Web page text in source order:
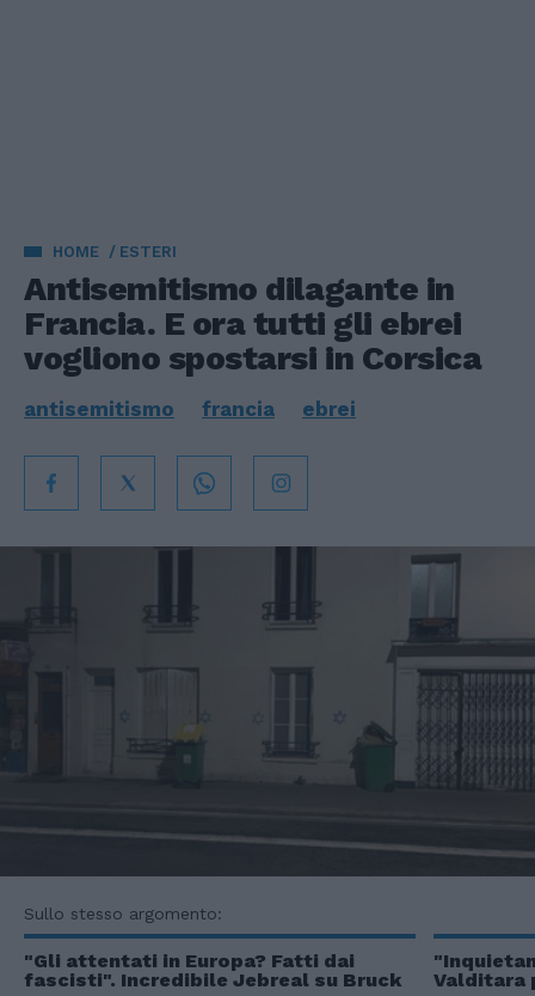
HOME ESTERI
Antisemitismo dilagante in
Francia. E ora tutti gli ebrei
vogliono spostarsi in Corsica
antisemitismo francia ebrei
Sullo stesso argomento:
"Gli attentati in Europa? Fatti dai
fascisti". Incredibile Jebreal su Bruck
Valditara